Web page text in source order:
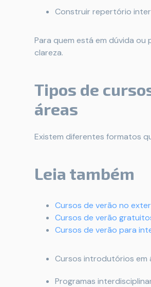
Construir repertório
Para quem está em dúvida
clareza.
Tipos de
áreas
Existem diferentes formatos
Leia também
Cursos de verão no
Cursos de verão
Cursos de verão para
Cursos introdutórios em
Programas